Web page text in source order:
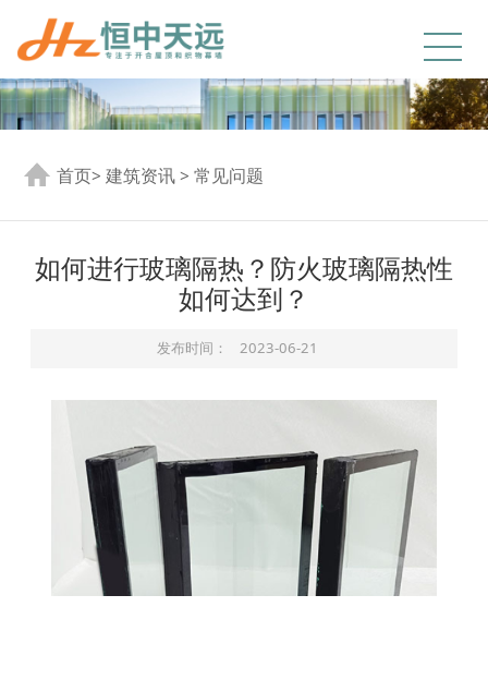
首页>建筑资讯>常见问题
如何进行玻璃隔热？防火玻璃隔热性
如何达到？
发布时间： 2023-06-21